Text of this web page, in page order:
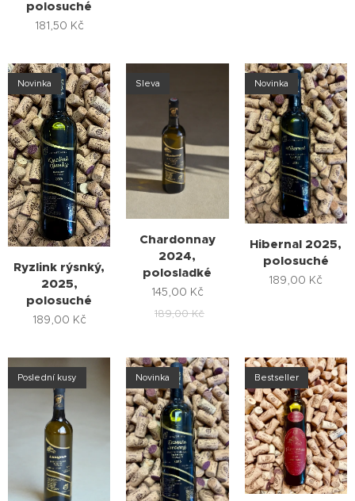
polosuché
181,50 Kč
Ryzlink rýsnký,
2025,
polosuché
Novinka
189,00 Kč
Chardonnay
2024,
polosladké
Sleva
145,00 Kč
189,00Kč
Hibernal 2025,
polosuché
Novinka
189,00 Kč
Poslední kusy Novinka Bestseller